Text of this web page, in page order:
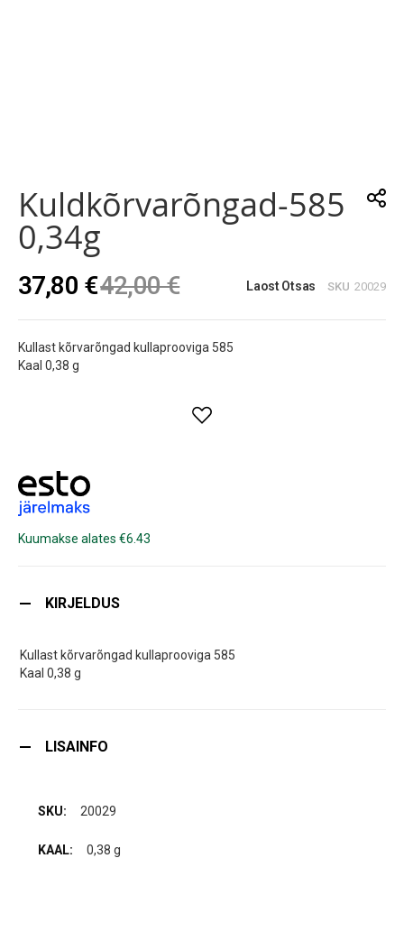
beginning
of
the
images
Kuldkõrvarõngad-585
0,34g
37,80 €42,00 € Laost Otsas SKU 20029
Kullast kõrvarõngad kullaprooviga 585
Kaal 0,38 g
Kuumakse alates €6.43
KIRJELDUS
Kullast kõrvarõngad kullaprooviga 585
Kaal 0,38 g
LISAINFO
20029
0,38 g